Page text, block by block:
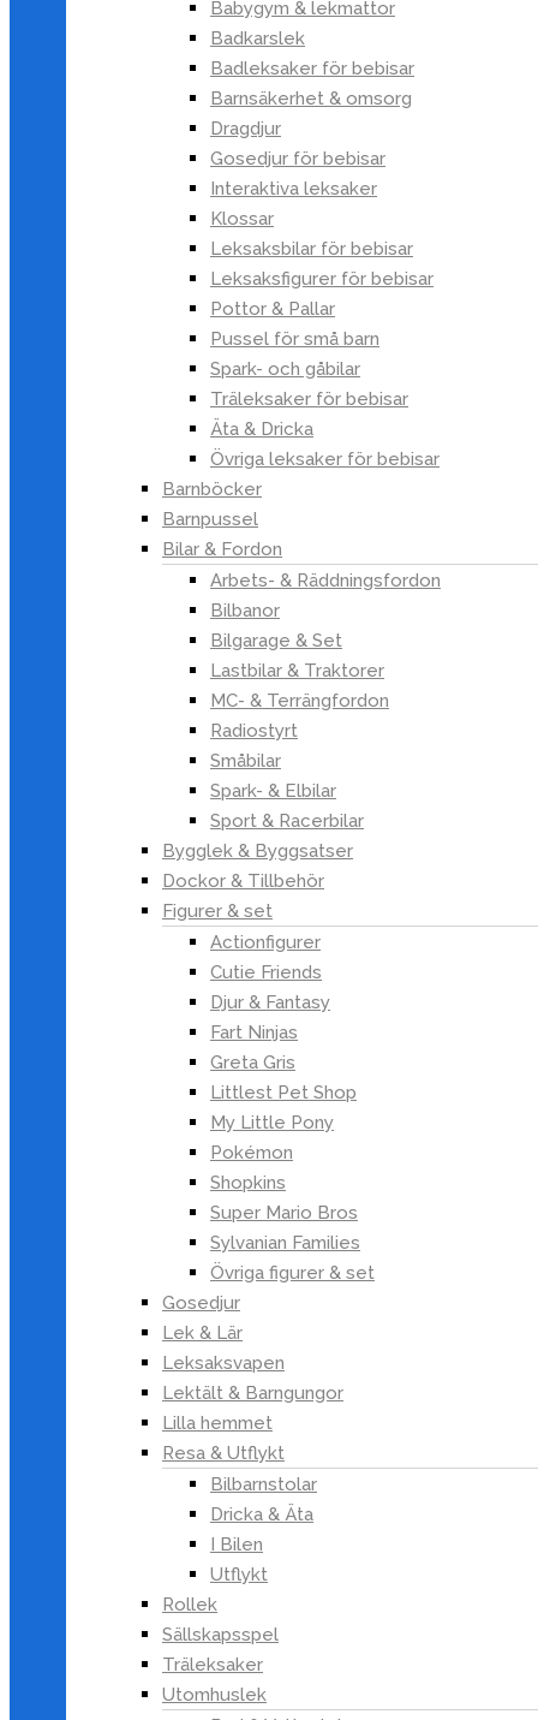
Babygym & lekmattor
Badkarslek
Badleksaker för bebisar
Barnsäkerhet & omsorg
Dragdjur
Gosedjur för bebisar
Interaktiva leksaker
Klossar
Leksaksbilar för bebisar
Leksaksfigurer för bebisar
Pottor & Pallar
Pussel för små barn
Spark- och gåbilar
Träleksaker för bebisar
Äta & Dricka
Övriga leksaker för bebisar
Barnböcker
Barnpussel
Bilar & Fordon
Arbets- & Räddningsfordon
Bilbanor
Bilgarage & Set
Lastbilar & Traktorer
MC- & Terrängfordon
Radiostyrt
Småbilar
Spark- & Elbilar
Sport & Racerbilar
Bygglek & Byggsatser
Dockor & Tillbehör
Figurer & set
Actionfigurer
Cutie Friends
Djur & Fantasy
Fart Ninjas
Greta Gris
Littlest Pet Shop
My Little Pony
Pokémon
Shopkins
Super Mario Bros
Sylvanian Families
Övriga figurer & set
Gosedjur
Lek & Lär
Leksaksvapen
Lektält & Barngungor
Lilla hemmet
Resa & Utflykt
Bilbarnstolar
Dricka & Äta
I Bilen
Utflykt
Rollek
Sällskapsspel
Träleksaker
Utomhuslek
Kryddkvarnar
Köksvågar
Mått & måttsatser
Osthyvlar & ostredskap
Potatis- och
rotfruktsredskap
Rivjärn
Skalare & urkärnare
Skärare
Slevar & stekspadar
Termometrar
Tillbehör till
mikrovågsugn
Trattar
Träredskap
Vakumförslutare
Övriga köksredskap
Servering
Barredskap
Bestick
Bordstextilier
Bordsunderlägg
Engångsartiklar
Fat, skålar & brickor
Glas
Kaffe & Te
Kannor & Karaffer
Koppar & Muggar
Serveringstermosar &
Termoskannor
Servetter
Tallrikar
Rengöring
Skärbrädor
Inredning & Möbler
Badrumstillbehör
Barnrummet
Badrummet
Sängkläder
Barnmöbler
Barnrumsinredning
Barnlampor
Barnrumsförvaring
Barnmattor
Alarm & väggklockor
Dekoration
Julbelysning &
Ljusslingor
Juldekorationer
Julgranar & Konstväxter
Julgranspynt
Julklappsinslagning